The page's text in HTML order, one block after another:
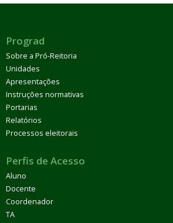
Prograd
Sobre a Pró-Reitoria
Unidades
Apresentações
Instruções normativas
Portarias
Relatórios
Processos eleitorais
Perfis de Acesso
Aluno
Docente
Coordenador
TA